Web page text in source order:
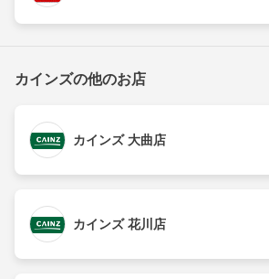
カインズの他のお店
カインズ 大曲店
カインズ 花川店